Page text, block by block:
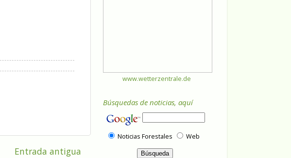
Entrada antigua
www.wetterzentrale.de
Búsquedas de noticias, aquí
Noticias Forestales Web